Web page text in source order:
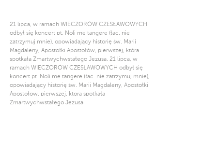
21 lipca, w ramach WIECZORÓW CZESŁAWOWYCH
odbył się koncert pt. Noli me tangere (łac. nie
zatrzymuj mnie), opowiadający historię św. Marii
Magdaleny, Apostołki Apostołów, pierwszej, która
spotkała Zmartwychwstałego Jezusa. 21 lipca, w
ramach WIECZORÓW CZESŁAWOWYCH odbył się
koncert pt. Noli me tangere (łac. nie zatrzymuj mnie),
opowiadający historię św. Marii Magdaleny, Apostołki
Apostołów, pierwszej, która spotkała
Zmartwychwstałego Jezusa.